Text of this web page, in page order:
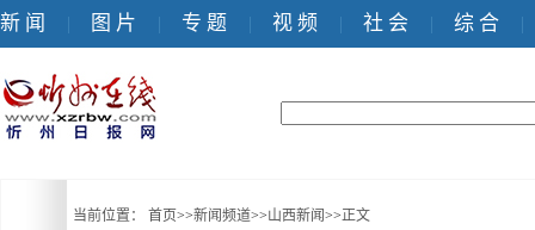
新 闻 | 图 片 | 专 题 | 视 频 | 社 会 | 综 合 |
当前位置： 首页>>新闻频道>>山西新闻>>正文